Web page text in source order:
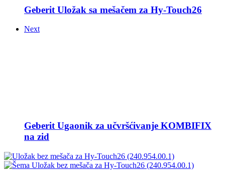
Geberit Uložak sa mešačem za Hy-Touch26
Next
Geberit Ugaonik za učvršćivanje KOMBIFIX
na zid